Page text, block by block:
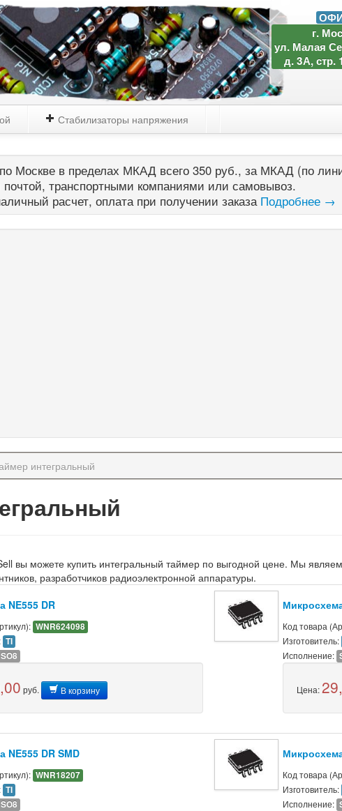
г.
ул. Малая
д. 3А, стр.
Стабилизаторы напряжения
Москве в пределах МКАД всего 350 руб., за МКАД (по
почтой, транспортными компаниями или самовывоз.
расчет, оплата при получении заказа Подробнее →
интегральный
вы можете купить интегральный таймер по выгодной цене. Мы
разработчиков радиоэлектронной аппаратуры.
NE555 DR
WNR624098
TI
SO8
руб. В корзину
Код товара
Изготовитель:
Исполнение:
Цена:
NE555 DR SMD
WNR18207
TI
SO8
Код товара
Изготовитель:
Исполнение: